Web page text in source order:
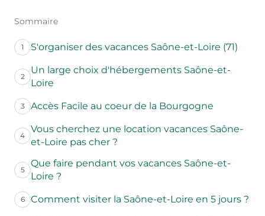
Sommaire
1 S'organiser des vacances Saône-et-Loire (71)
2
Un large choix d'hébergements Saône-et-
Loire
3 Accès Facile au coeur de la Bourgogne
4
Vous cherchez une location vacances Saône-
et-Loire pas cher ?
5
Que faire pendant vos vacances Saône-et-
Loire ?
6 Comment visiter la Saône-et-Loire en 5 jours ?